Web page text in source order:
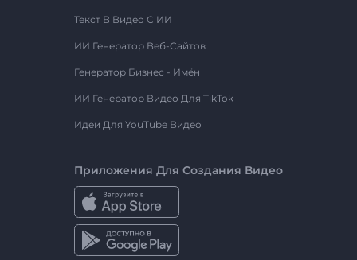
Текст В Видео С ИИ
ИИ Генератор Веб-Сайтов
Генератор Бизнес - Имён
ИИ Генератор Видео Для TikTok
Идеи Для YouTube Видео
Приложения Для Создания Видео